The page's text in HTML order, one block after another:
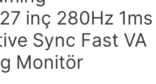
inç 280Hz 1ms
Sync Fast VA
Monitör